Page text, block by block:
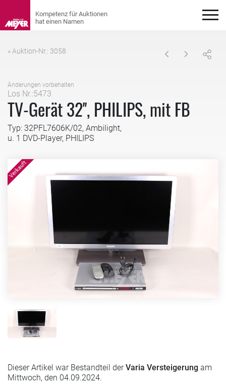
« Auktion-Nr.: 3058
Änderungen vorbehalten
Los Nr.:5473
TV-Gerät 32'', PHILIPS, mit FB
Typ: 32PFL7606K/02, Ambilight,
u. 1 DVD-Player, PHILIPS
Dieser Artikel war Bestandteil derVaria Versteigerung am
Mittwoch, den 04.09.2024.